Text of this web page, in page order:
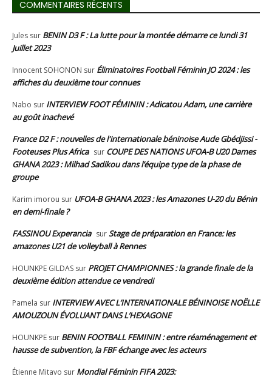
COMMENTAIRES RÉCENTS
Jules sur BENIN D3 F : La lutte pour la montée démarre ce lundi 31
Juillet 2023
Innocent SOHONON sur Éliminatoires Football Féminin JO 2024 : les
affiches du deuxième tour connues
Nabo sur INTERVIEW FOOT FÉMININ : Adicatou Adam, une carrière
au goût inachevé
France D2 F : nouvelles de l'internationale béninoise Aude Gbédjissi -
Footeuses Plus Africa sur COUPE DES NATIONS UFOA-B U20 Dames
GHANA 2023 : Milhad Sadikou dans l’équipe type de la phase de
groupe
Karim imorou sur UFOA-B GHANA 2023 : les Amazones U-20 du Bénin
en demi-finale ?
FASSINOU Experancia surStage de préparation en France: les
amazones U21 de volleyball à Rennes
HOUNKPE GILDAS sur PROJET CHAMPIONNES : la grande finale de la
deuxième édition attendue ce vendredi
Pamela sur INTERVIEW AVEC L’INTERNATIONALE BÉNINOISE NOËLLE
AMOUZOUN ÉVOLUANT DANS L’HEXAGONE
HOUNKPE sur BENIN FOOTBALL FEMININ : entre réaménagement et
hausse de subvention, la FBF échange avec les acteurs
Étienne Mitavo sur Mondial Féminin FIFA 2023: